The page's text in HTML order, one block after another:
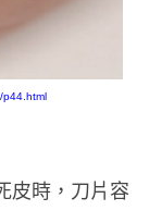
p44.html
皮時，刀片容